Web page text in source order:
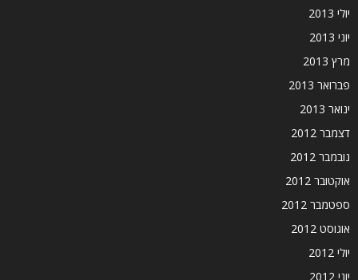
יולי 2013
יוני 2013
מרץ 2013
פברואר 2013
ינואר 2013
דצמבר 2012
נובמבר 2012
אוקטובר 2012
ספטמבר 2012
אוגוסט 2012
יולי 2012
יוני 2012